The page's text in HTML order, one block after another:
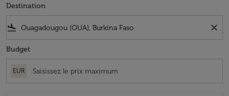
Destination
flight_land close
Budget
EUR